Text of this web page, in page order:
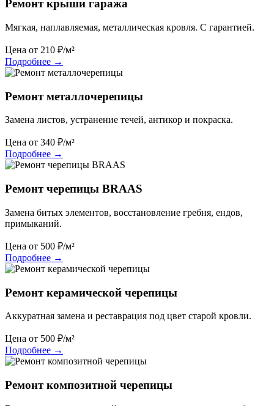
Ремонт крыши гаража
Мягкая, наплавляемая, металлическая кровля. С гарантией.
Цена от 210 ₽/м²
Подробнее →
Ремонт металлочерепицы
Замена листов, устранение течей, антикор и покраска.
Цена от 340 ₽/м²
Подробнее →
Ремонт черепицы BRAAS
Замена битых элементов, восстановление гребня, ендов,
примыканий.
Цена от 500 ₽/м²
Подробнее →
Ремонт керамической черепицы
Аккуратная замена и реставрация под цвет старой кровли.
Цена от 500 ₽/м²
Подробнее →
Ремонт композитной черепицы